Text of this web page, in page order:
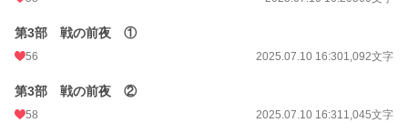
第3部 戦の前夜 ①
56 2025.07.10 16:301,092文字
第3部 戦の前夜 ②
58 2025.07.10 16:311,045文字